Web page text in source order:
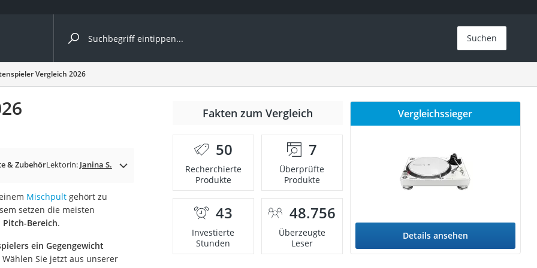
nach Kategorie
Suchen
Vergleich 2026
& ZubehörLektorin: Janina S.
Mischpultgehört zu
setzen die meisten
Bereich.
ein Gegengewicht
Sie jetzt aus unserer
Fakten zum Vergleich
50
Recherchierte
Produkte
7
Überprüfte
Produkte
43
Investierte
Stunden
48.756
Überzeugte
Leser
Vergleichssieger
Details ansehen